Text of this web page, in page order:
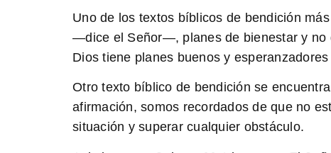
Uno de los textos bíblicos de bendición
—dice el Señor—, planes de bienestar y no
Dios tiene planes buenos y
Otro texto bíblico de bendición se
afirmación, somos recordados de que no
situación y superar cualquier obstáculo.